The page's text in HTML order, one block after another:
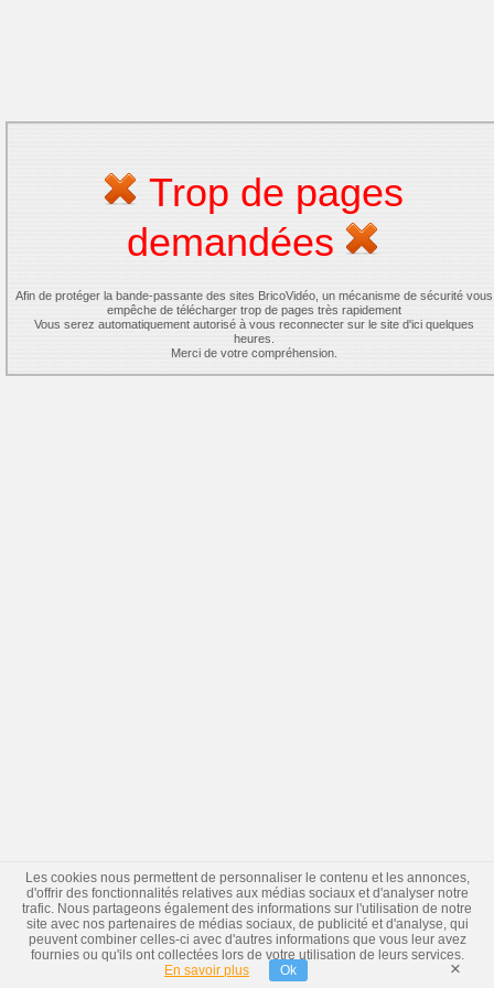
Trop de pages
demandées
Afin de protéger la bande-passante des sites BricoVidéo, un mécanisme de sécurité vous
empêche de télécharger trop de pages très rapidement
Vous serez automatiquement autorisé à vous reconnecter sur le site d'ici quelques
heures.
Merci de votre compréhension.
Les cookies nous permettent de personnaliser le contenu et les annonces,
d'offrir des fonctionnalités relatives aux médias sociaux et d'analyser notre
trafic. Nous partageons également des informations sur l'utilisation de notre
site avec nos partenaires de médias sociaux, de publicité et d'analyse, qui
peuvent combiner celles-ci avec d'autres informations que vous leur avez
fournies ou qu'ils ont collectées lors de votre utilisation de leurs services.
En savoir plus
Ok ×